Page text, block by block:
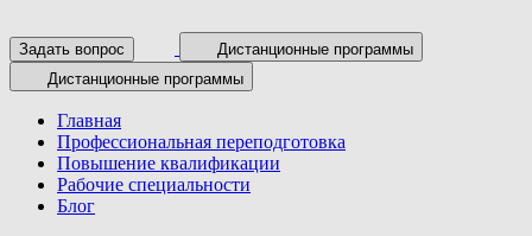
Задать вопрос
Дистанционные программы
Дистанционные программы
Главная
Профессиональная переподготовка
Повышение квалификации
Рабочие специальности
Блог